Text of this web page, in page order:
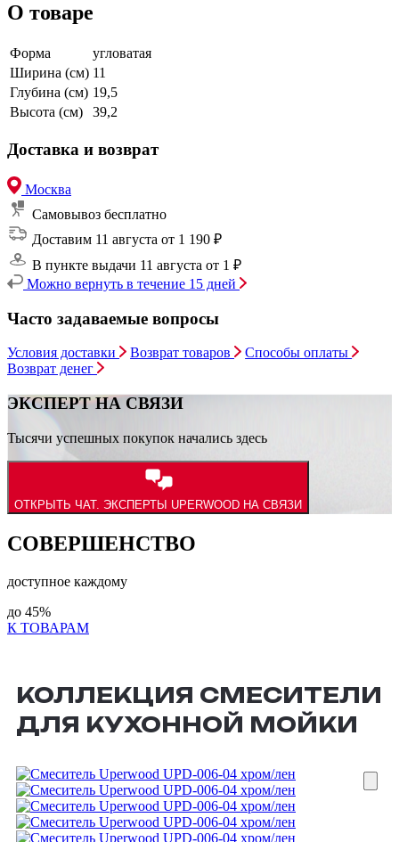
О товаре
Форма
угловатая
Ширина (см) 11
Глубина (см) 19,5
Высота (см)
39,2
Доставка и возврат
Москва
Самовывоз бесплатно
Доставим 11 августа от 1 190 ₽
В пункте выдачи 11 августа от 1 ₽
Можно вернуть в течение 15 дней
Часто задаваемые вопросы
Условия доставки Возврат товаров
Способы оплаты
Возврат денег
ЭКСПЕРТ НА СВЯЗИ
Тысячи успешных покупок начались здесь
ОТКРЫТЬ ЧАТ. ЭКСПЕРТЫ UPERWOOD НА СВЯЗИ
СОВЕРШЕНСТВО
доступное каждому
до 45%
К ТОВАРАМ
КОЛЛЕКЦИЯ СМЕСИТЕЛИ
ДЛЯ КУХОННОЙ МОЙКИ